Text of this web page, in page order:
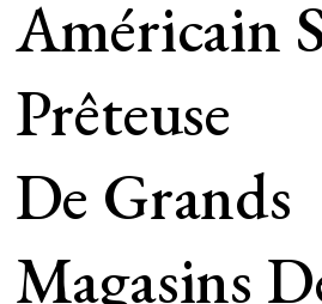
Américain
Prêteuse
De Grands
Magasins